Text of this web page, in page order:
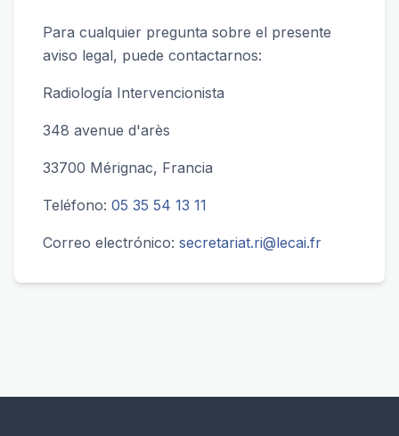
Para cualquier pregunta sobre el presente
aviso legal, puede contactarnos:
Radiología Intervencionista
348 avenue d'arès
33700 Mérignac, Francia
Teléfono: 05 35 54 13 11
Correo electrónico: secretariat.ri@lecai.fr